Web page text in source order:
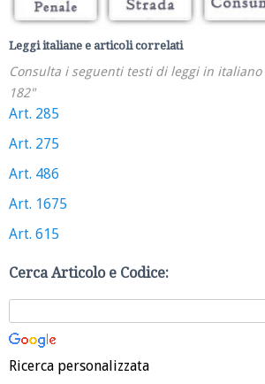
Leggi italiane e articoli correlati
Consulta i seguenti testi di leggi in italiano
182"
Art. 285
Art. 275
Art. 486
Art. 1675
Art. 615
Cerca Articolo e Codice:
Ricerca personalizzata